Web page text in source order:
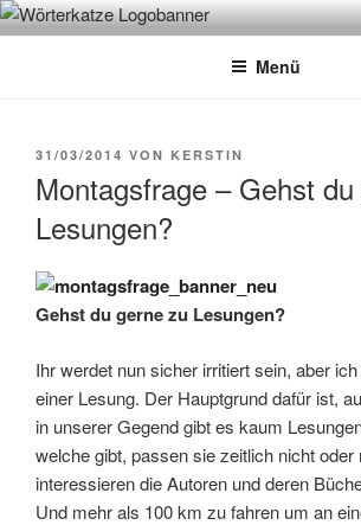
Zum
InhaltWÖRTERKATZE
Von Büchern erzählen
Menü
VERÖFFENTLICHT
31/03/2014 VON KERSTIN
Montagsfrage – Gehst
Lesungen?
Gehst du gerne zu Lesungen?
Ihr werdet nun sicher irritiert sein, aber
einer Lesung. Der Hauptgrund dafür ist,
in unserer Gegend gibt es kaum
welche gibt, passen sie zeitlich nicht oder
interessieren die Autoren und deren
Und mehr als 100 km zu fahren um an